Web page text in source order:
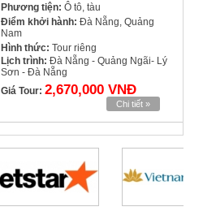
Phương tiện: Ô tô, tàu
Điểm khởi hành: Đà Nẵng, Quảng
Nam
Hình thức: Tour riêng
Lịch trình: Đà Nẵng - Quảng Ngãi- Lý
Sơn - Đà Nẵng
Giá Tour: 2,670,000 VNĐ
Chi tiết »